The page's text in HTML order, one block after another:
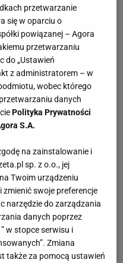
przetwarzanie
się w oparciu o
powiązanej – Agora
przetwarzaniu
do „Ustawień
z administratorem – w
wobec którego
danych
Polityka Prywatności
S.A.
na zainstalowanie i
sp. z o.o., jej
Twoim urządzeniu
swoje preferencje
narzędzie do zarządzania
danych poprzez
w stopce serwisu i
Zmiana
także za pomocą ustawień